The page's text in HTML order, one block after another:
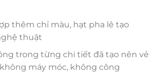
thêm chỉ màu, hạt pha lê tạo
thuật
trong từng chi tiết đã tạo nên vẻ
máy móc, không công